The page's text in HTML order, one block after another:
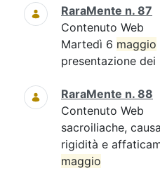
RaraMente n. 87
Contenuto Web
Martedì 6 maggio
presentazione
RaraMente n. 88
Contenuto Web
sacroiliache,
rigidità e
maggio